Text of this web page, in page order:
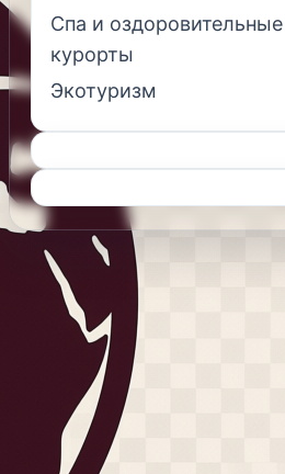
Спа и оздоровительные
курорты
Экотуризм